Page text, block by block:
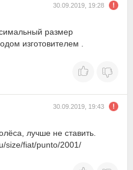
30.09.2019, 19:28
размер
изготовителем .
30.09.2019, 19:43
лучше не ставить.
size/fiat/punto/2001/